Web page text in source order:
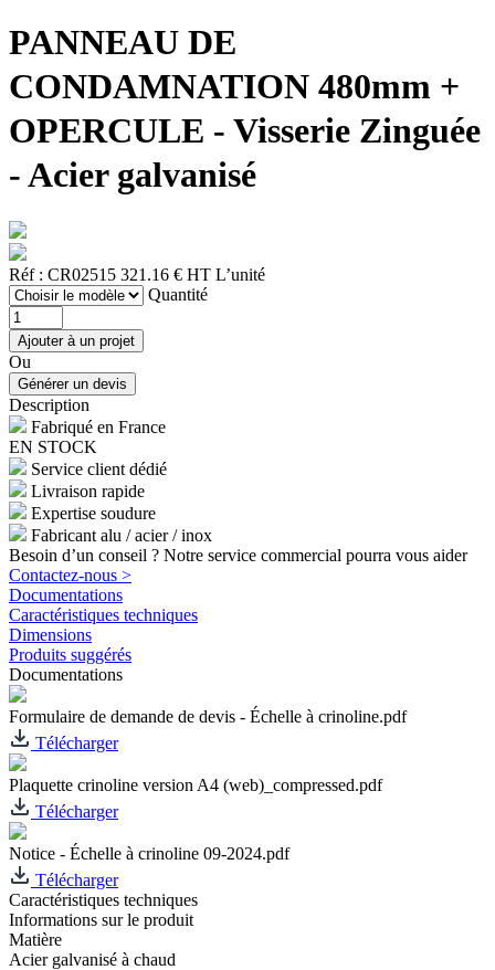
PANNEAU DE
CONDAMNATION 480mm +
OPERCULE - Visserie Zinguée
- Acier galvanisé
Réf : CR02515 321.16 € HT L’unité
Quantité
Ou
Description
Fabriqué en France
EN STOCK
Service client dédié
Livraison rapide
Expertise soudure
Fabricant alu / acier / inox
Besoin d’un conseil ? Notre service commercial pourra vous aider
Contactez-nous >
Documentations
Caractéristiques techniques
Dimensions
Produits suggérés
Documentations
Formulaire de demande de devis - Échelle à crinoline.pdf
Télécharger
Plaquette crinoline version A4 (web)_compressed.pdf
Télécharger
Notice - Échelle à crinoline 09-2024.pdf
Télécharger
Caractéristiques techniques
Informations sur le produit
Matière
Acier galvanisé à chaud